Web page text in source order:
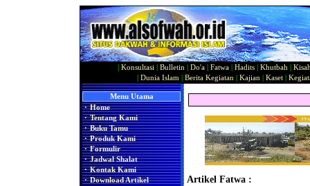
Konsultasi Bulletin Do'a Fatwa Hadits Khutbah
Dunia Islam Berita Kegiatan Kajian Kaset|
Menu Utama
· Home
· Tentang Kami
· Buku Tamu
· Produk Kami
· Formulir
· Jadwal Shalat
· Kontak Kami
· Download Artikel
Artikel Fatwa :